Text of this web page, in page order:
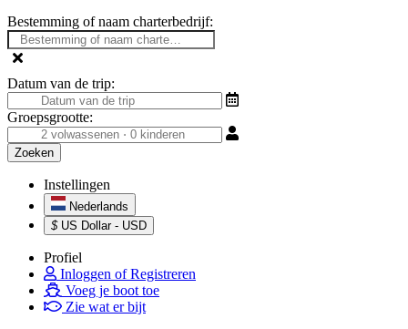
Bestemming of naam charterbedrijf:
Datum van de trip:
Groepsgrootte:
Instellingen
Nederlands
$ US Dollar - USD
Profiel
Inloggen of Registreren
Voeg je boot toe
Zie wat er bijt